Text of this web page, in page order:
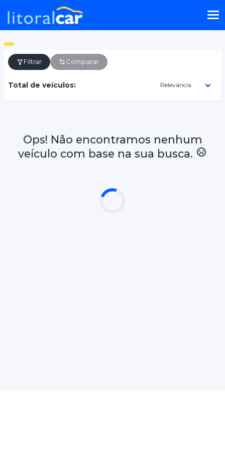
Filtrar Comparar
Total de veículos:
Ops! Não encontramos nenhum
veículo com base na sua busca.